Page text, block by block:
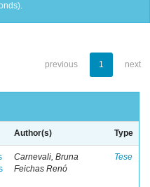
previous 1 next
Author(s) Type
Carnevali, Bruna
Feichas Renó
Tese